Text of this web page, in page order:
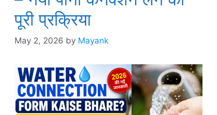
पूरी प्रक्रिया
May 2, 2026 by Mayank